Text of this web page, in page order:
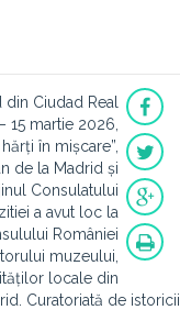
Ciudad Real
15 martie 2026,
în mișcare”,
de la Madrid și
Consulatului
a avut loc la
României
muzeului,
locale din
Curatoriată de istoricii